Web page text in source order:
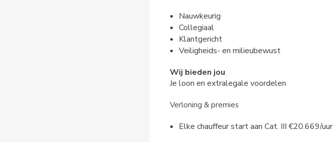
Nauwkeurig
Collegiaal
Klantgericht
Veiligheids- en milieubewust
Wij bieden jou
Je loon en extralegale voordelen
Verloning & premies
Elke chauffeur start aan Cat. III €20.669/uur